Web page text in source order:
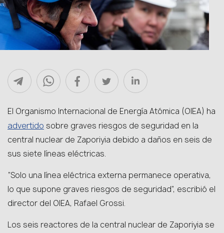
El Organismo Internacional de Energía Atómica (OIEA) ha
advertido sobre graves riesgos de seguridad en la
central nuclear de Zaporiyia debido a daños en seis de
sus siete líneas eléctricas.
“Solo una línea eléctrica externa permanece operativa,
lo que supone graves riesgos de seguridad”, escribió el
director del OIEA, Rafael Grossi.
Los seis reactores de la central nuclear de Zaporiyia se